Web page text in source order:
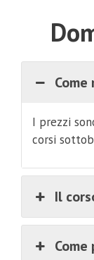
I prezzi
corsi
Il
Come